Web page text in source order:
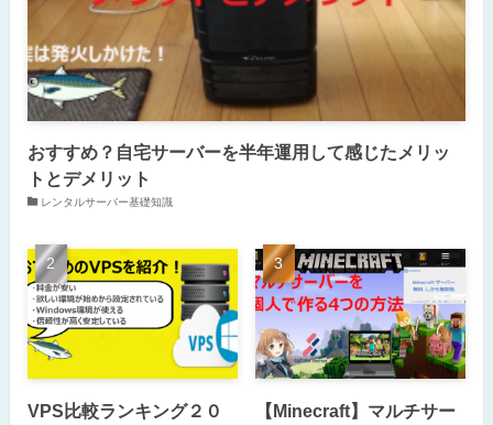
おすすめ？自宅サーバーを半年運用して感じたメリッ
トとデメリット
レンタルサーバー基礎知識
VPS比較ランキング２０
【Minecraft】マルチサー